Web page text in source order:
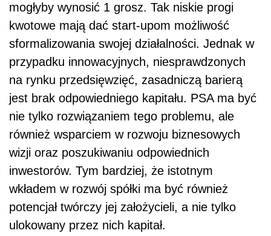
mogłyby wynosić 1 grosz. Tak niskie progi
kwotowe mają dać start-upom możliwość
sformalizowania swojej działalności. Jednak w
przypadku innowacyjnych, niesprawdzonych
na rynku przedsięwzięć, zasadniczą barierą
jest brak odpowiedniego kapitału. PSA ma być
nie tylko rozwiązaniem tego problemu, ale
również wsparciem w rozwoju biznesowych
wizji oraz poszukiwaniu odpowiednich
inwestorów. Tym bardziej, że istotnym
wkładem w rozwój spółki ma być również
potencjał twórczy jej założycieli, a nie tylko
ulokowany przez nich kapitał.